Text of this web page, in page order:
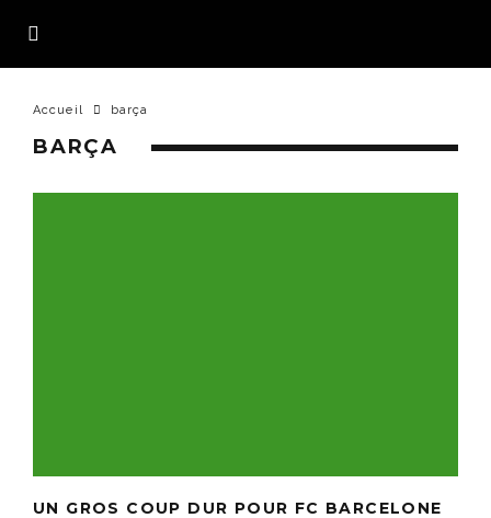
Accueil barça
BARÇA
UN GROS COUP DUR POUR FC BARCELONE